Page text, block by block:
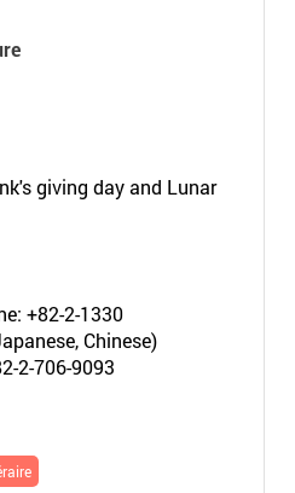
giving day and Lunar
+82-2-1330
Chinese)
2-706-9093